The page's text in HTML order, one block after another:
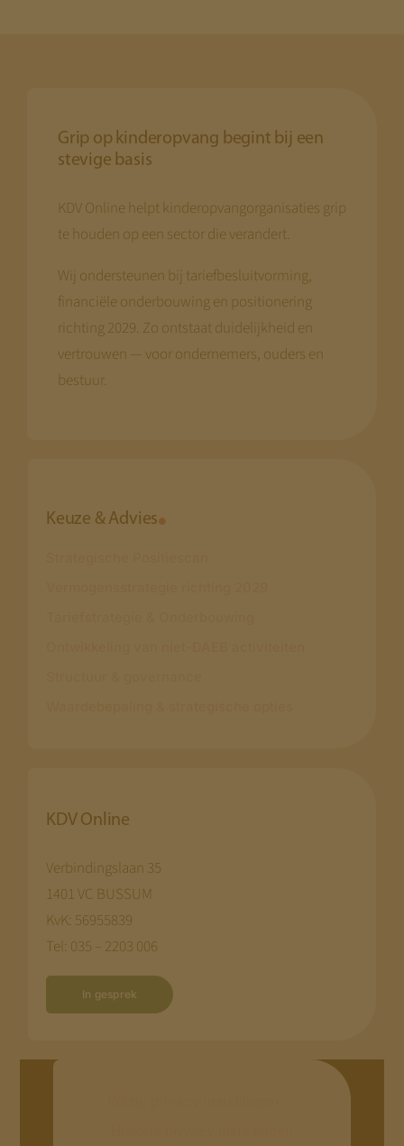
Grip op kinderopvang begint bij een
stevige basis
KDV Online helpt kinderopvangorganisaties grip
te houden op een sector die verandert.
Wij ondersteunen bij tariefbesluitvorming,
financiële onderbouwing en positionering
richting 2029. Zo ontstaat duidelijkheid en
vertrouwen — voor ondernemers, ouders en
bestuur.
Keuze & Advies
KDV Online
Verbindingslaan 35
1401 VC BUSSUM
KvK: 56955839
Tel: 035 – 2203 006
In gesprek